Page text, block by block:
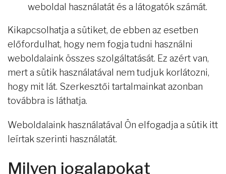
weboldal használatát és a látogatók számát.
Kikapcsolhatja a sütiket, de ebben az esetben
előfordulhat, hogy nem fogja tudni használni
weboldalaink összes szolgáltatását. Ez azért van,
mert a sütik használatával nem tudjuk korlátozni,
hogy mit lát. Szerkesztői tartalmainkat azonban
továbbra is láthatja.
Weboldalaink használatával Ön elfogadja a sütik itt
leírtak szerinti használatát.
Milyen jogalapokat